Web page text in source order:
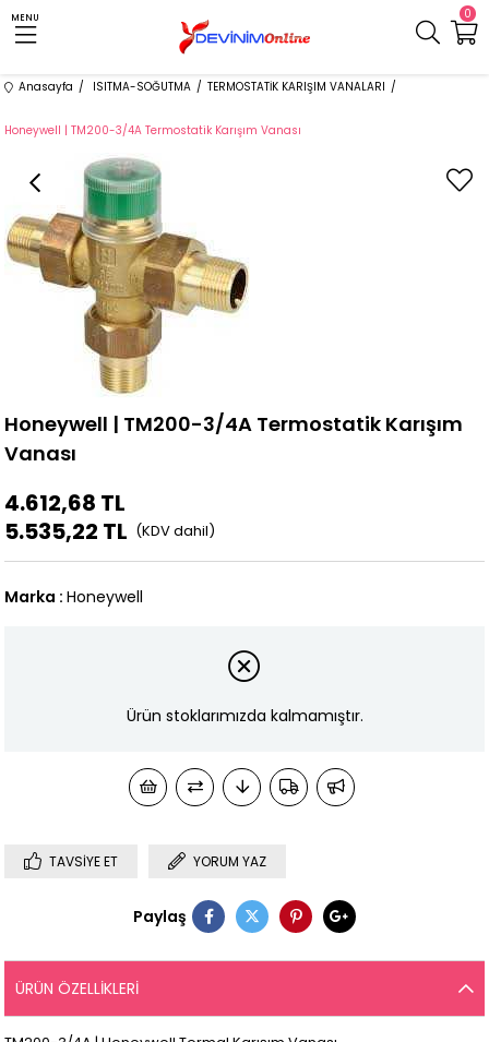
0
MENU
Anasayfa ISITMA-SOĞUTMA TERMOSTATİK KARIŞIM VANALARI
Honeywell | TM200-3/4A Termostatik Karışım Vanası
Honeywell | TM200-3/4A Termostatik Karışım
Vanası
4.612,68 TL
5.535,22 TL
Marka : Honeywell
Ürün stoklarımızda kalmamıştır.
TAVSIYE ET YORUM YAZ
Paylaş
ÜRÜN ÖZELLIKLERI